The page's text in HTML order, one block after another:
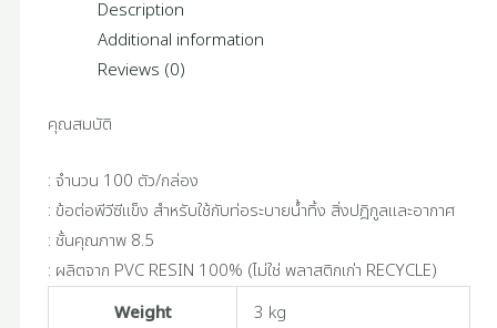
Description
Additional information
Reviews (0)
คุณสมบัติ
: จำนวน 100 ตัว/กล่อง
: ข้อต่อพีวีซีแข็ง สำหรับใช้กับท่อระบายน้ำทิ้ง สิ่งปฎิกูลและอากาศ
: ชั้นคุณภาพ 8.5
: ผลิตจาก PVC RESIN 100% (ไม่ใช่ พลาสติกเก่า RECYCLE)
Weight
3 kg